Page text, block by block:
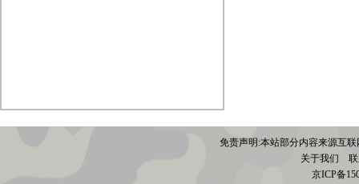
免责声明:本站部分内容来源互
关于我们
联
京ICP备